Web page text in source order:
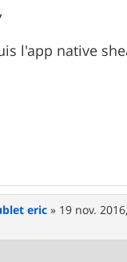
l'app native
eric » 19 nov.